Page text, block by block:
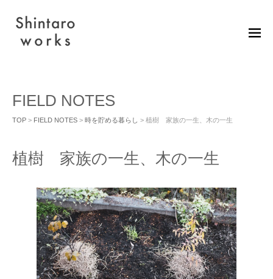
FIELD NOTES
TOP > FIELD NOTES > 時を貯める暮らし > 植樹 家族の一生、木の一生
植樹 家族の一生、木の一生